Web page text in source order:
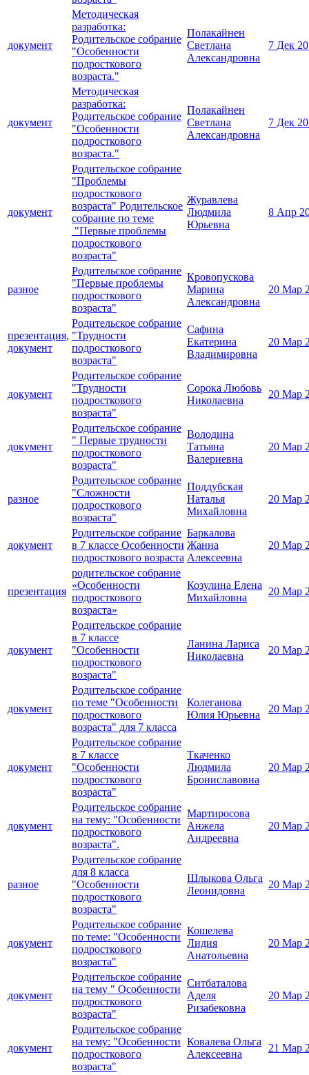
документ
Методическая
разработка:
Родительское собрание
"Особенности
подросткового
возраста."
Полакайнен
Светлана
Александровна
7 Дек
документ
Методическая
разработка:
Родительское собрание
"Особенности
подросткового
возраста."
Полакайнен
Светлана
Александровна
7 Дек
документ
Родительское собрание
"Проблемы
подросткового
возраста" Родительское
собрание по теме
"Первые проблемы
подросткового
возраста"
Журавлева
Людмила
Юрьевна
8 Апр
разное
Родительское собрание
"Первые проблемы
подросткового
возраста"
Кровопускова
Марина
Александровна
20 Мар
презентация,
документ
Родительское собрание
"Трудности
подросткового
возраста"
Сафина
Екатерина
Владимировна
20 Мар
документ
Родительское собрание
"Трудности
подросткового
возраста"
Сорока Любовь
Николаевна
20 Мар
документ
Родительское собрание
" Первые трудности
подросткового
возраста"
Володина
Татьяна
Валериевна
20 Мар
разное
Родительское собрание
"Сложности
подросткового
возраста"
Поддубская
Наталья
Михайловна
20 Мар
документ
Родительское собрание
в 7 классе Особенности
подросткового возраста
Баркалова
Жанна
Алексеевна
20 Мар
презентация
родительское собрание
«Особенности
подросткового
возраста»
Козулина Елена
Михайловна
20 Мар
документ
Родительское собрание
в 7 классе
"Особенности
подросткового
возраста"
Ланина Лариса
Николаевна
20 Мар
документ
Родительское собрание
по теме "Особенности
подросткового
возраста" для 7 класса
Колеганова
Юлия Юрьевна
20 Мар
документ
Родительское собрание
в 7 классе
"Особенности
подросткового
возраста"
Ткаченко
Людмила
Брониславовна
20 Мар
документ
Родительское собрание
на тему: "Особенности
подросткового
возраста".
Мартиросова
Анжела
Андреевна
20 Мар
разное
Родительское собрание
для 8 класса
"Особенности
подросткового
возраста"
Шлыкова Ольга
Леонидовна
20 Мар
документ
Родительское собрание
по теме: "Особенности
подросткового
возраста"
Кошелева
Лидия
Анатольевна
20 Мар
документ
Родительское собрание
на тему " Особенности
подросткового
возраста"
Ситбаталова
Аделя
Ризабековна
20 Мар
документ
Родительское собрание
на тему: "Особенности
подросткового
возраста"
Ковалева Ольга
Алексеевна
21 Мар